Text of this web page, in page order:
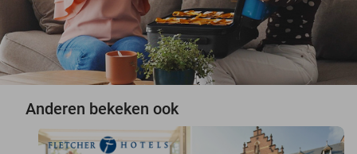
Anderen bekeken ook